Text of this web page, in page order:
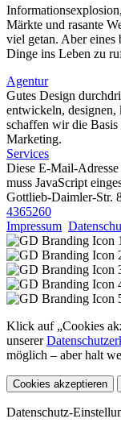
Märkte und rasante
viel getan. Aber eines
Dinge ins Leben zu
Agentur
Gutes Design
entwickeln, designen,
schaffen wir die
Marketing.
Services
Diese E-Mail-
muss JavaScript
Gottlieb-Daimler-Str.
4365260
Impressum
Klick auf „Cookies
unserer
möglich – aber halt
Cookies akzeptieren
Datenschutz-